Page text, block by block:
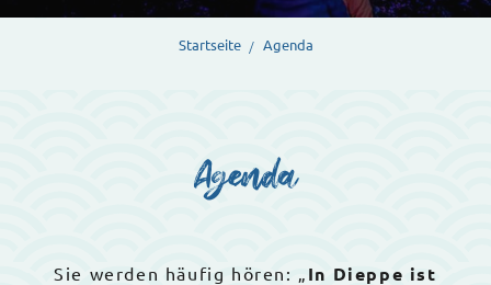
Startseite Agenda
Agenda
Sie werden häufig hören: „ In Dieppe ist